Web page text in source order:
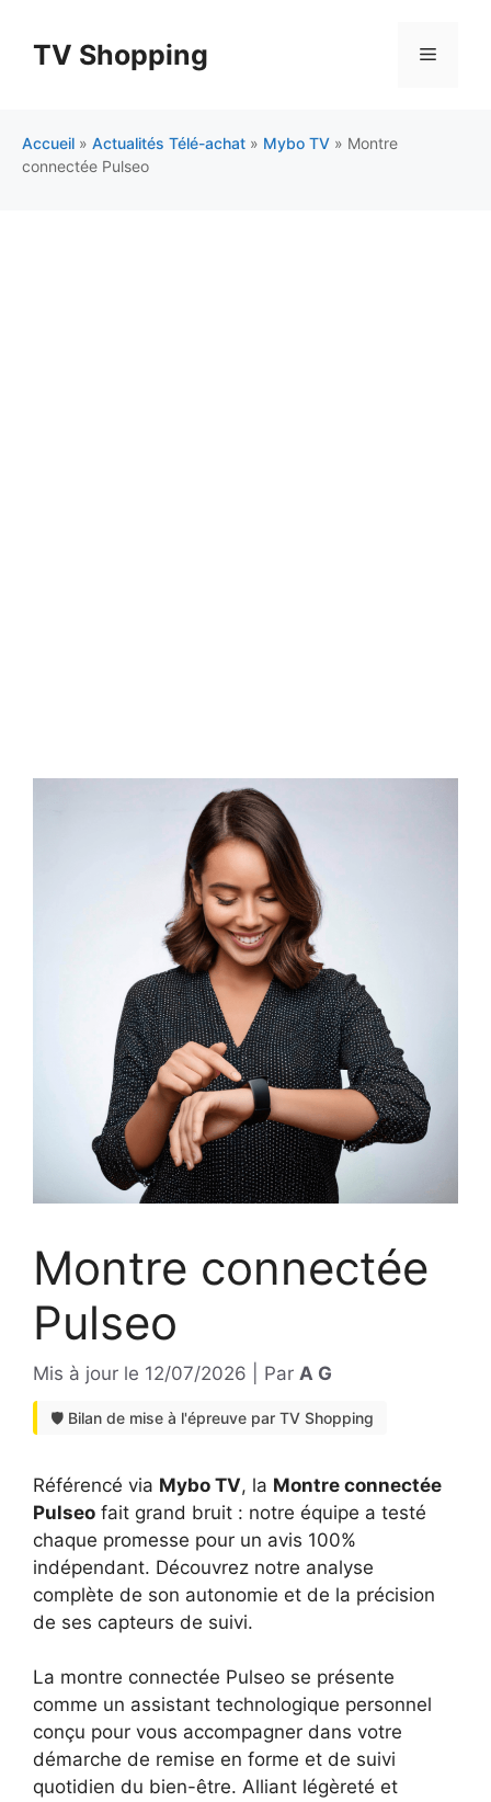
contenuTV Shopping Menu
Accueil » Actualités Télé-achat » Mybo TV » Montre
connectée Pulseo
Montre connectée
Pulseo
Mis à jour le 12/07/2026 Par A G
🛡️ Bilan de mise à l'épreuve par TV Shopping
Référencé via Mybo TV, la Montre connectée
Pulseo fait grand bruit : notre équipe a testé
chaque promesse pour un avis 100%
indépendant. Découvrez notre analyse
complète de son autonomie et de la précision
de ses capteurs de suivi.
La montre connectée Pulseo se présente
comme un assistant technologique personnel
conçu pour vous accompagner dans votre
démarche de remise en forme et de suivi
quotidien du bien-être. Alliant légèreté et